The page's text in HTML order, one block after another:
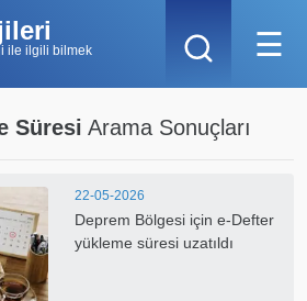
ile ilgili bilmek
☰
Süresi Arama Sonuçları
22-05-2026
Deprem Bölgesi için e-Defter
yükleme süresi uzatıldı